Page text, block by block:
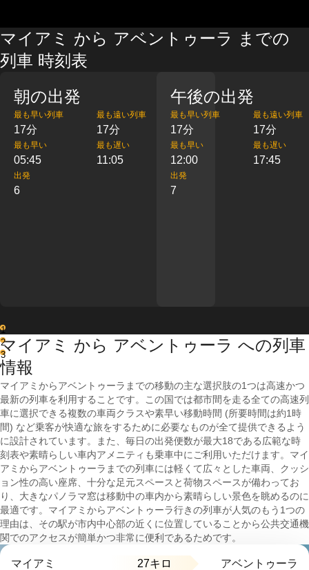
マイアミ から アベントゥーラ までの
列車 時刻表
朝の出発
最も早い列車
17分
最も遠い列車
17分
最も早い
05:45
最も遅い
11:05
出発
6
午後の出発
最も早い列車
17分
最も遠い列車
17分
最も早い
12:00
最も遅い
17:45
出発
7
1
2
3
マイアミ から アベントゥーラ への列車
情報
マイアミからアベントゥーラまでの移動の主な選択肢の1つは高速かつ
最新の列車を利用することです。この国では都市間を走る全ての高速列
車に選択できる複数の車両クラスや素早い移動時間 (所要時間は約1時
間) など乗客が快適な旅をするために必要なものが全て提供できるよう
に設計されています。また、毎日の出発便数が最大18である広範な時
刻表や素晴らしい車内アメニティも乗車中にご利用いただけます。マイ
アミからアベントゥーラまでの列車には軽くて広々とした車両、クッシ
ョン性の高い座席、十分な足元スペースと荷物スペースが備わってお
り、大きなパノラマ窓は移動中の車内から素晴らしい景色を眺めるのに
最適です。マイアミからアベントゥーラ行きの列車が人気のもう1つの
理由は、その駅が市内中心部の近くに位置していることから公共交通機
関でのアクセスが簡単かつ非常に便利であるためです。
マイアミ 27キロ アベントゥーラ